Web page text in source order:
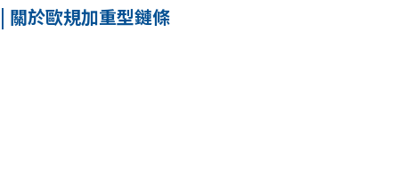
| 關於歐規加重型鏈條